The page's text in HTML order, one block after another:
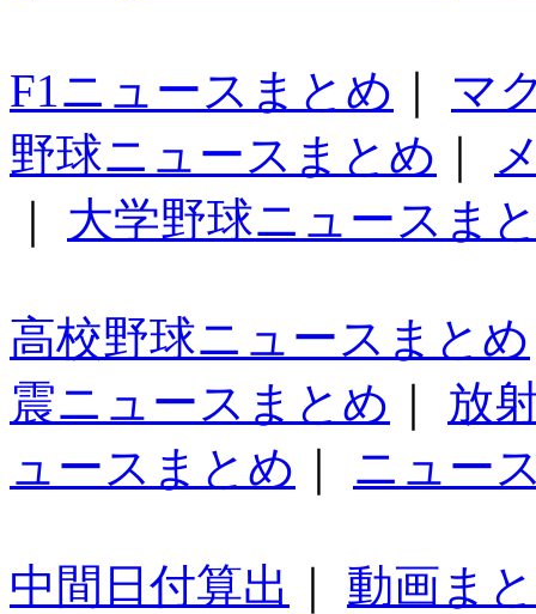
F1ニュースまとめ
マ
野球ニュースまとめ
大学野球ニュースま
高校野球ニュースまとめ
震ニュースまとめ
放
ュースまとめ
ニュー
中間日付算出
動画ま